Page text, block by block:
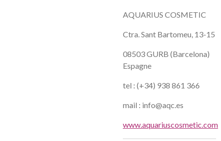
AQUARIUS COSMETIC
Ctra. Sant Bartomeu, 13-15
08503 GURB (Barcelona)
Espagne
tel : (+34) 938 861 366
mail : info@aqc.es
www.aquariuscosmetic.com